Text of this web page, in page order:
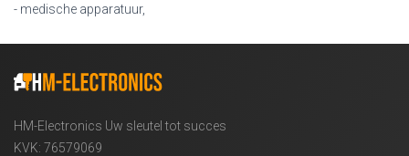
- medische apparatuur,
HM-Electronics Uw sleutel tot succes
KVK: 76579069